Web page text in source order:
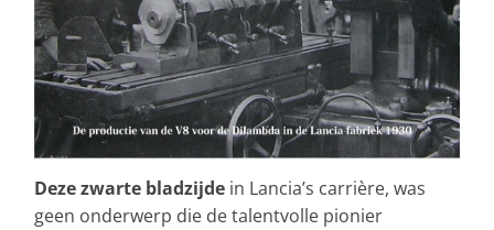
Deze zwarte bladzijde in Lancia’s carrière, was
geen onderwerp die de talentvolle pionier